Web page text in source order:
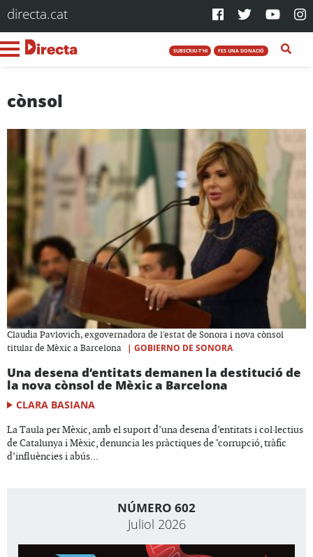
directa.cat
SUBSCRIU-T'HI FES UNA DONACIÓ
cònsol
Claudia Pavlovich, exgovernadora de l'estat de Sonora i nova cònsol
titular de Mèxic a Barcelona
| GOBIERNO DE SONORA
Una desena d’entitats demanen la destitució de
la nova cònsol de Mèxic a Barcelona
CLARA BASIANA
La Taula per Mèxic, amb el suport d’una desena d’entitats i col·lectius
de Catalunya i Mèxic, denuncia les pràctiques de "corrupció, tràfic
d’influències i abús...
NÚMERO 602
Juliol 2026